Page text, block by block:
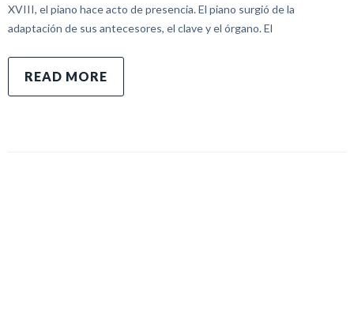
XVIII, el piano hace acto de presencia. El piano surgió de la
adaptación de sus antecesores, el clave y el órgano. El
READ MORE